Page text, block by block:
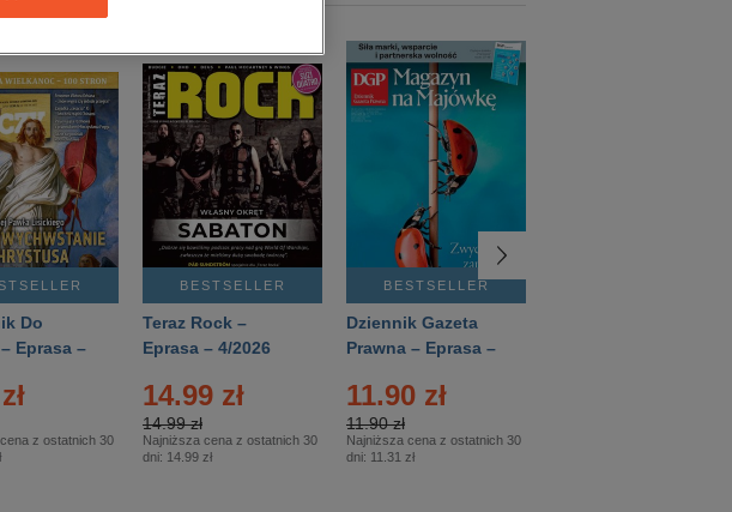
Do
Eprasa –
z ostatnich 30
BESTSELLER
Teraz Rock –
Eprasa – 4/2026
14.99 zł
14.99 zł
Najniższa cena z ostatnich 30
dni: 14.99 zł
BESTSELLER
Dziennik Gazeta
Prawna – Eprasa –
11.90 zł
11.90 zł
Najniższa cena z ostatnich 30
dni: 11.31 zł